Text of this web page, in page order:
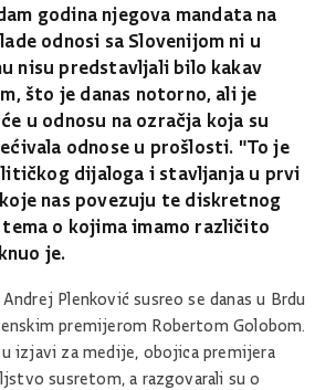
godina njegova mandata na
odnosi sa Slovenijom ni u
nisu predstavljali bilo kakav
što je danas notorno, ali je
u odnosu na ozračja koja su
odnose u prošlosti. "To je
dijaloga i stavljanja u prvi
nas povezuju te diskretnog
o kojima imamo različito
je.
Plenković susreo se danas u Brdu
premijerom Robertom Golobom.
izjavi za medije, obojica premijera
susretom, a razgovarali su o